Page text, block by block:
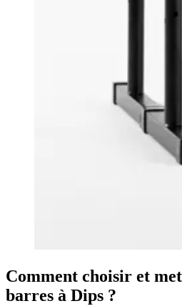
Comment choisir et
barres à Dips ?